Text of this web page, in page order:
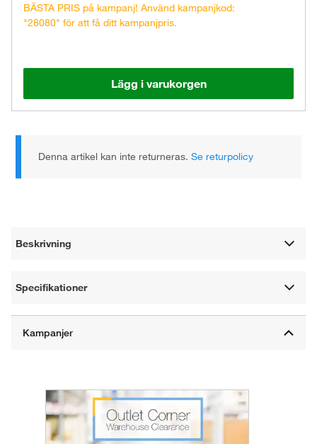
BÄSTA PRIS på kampanj! Använd kampanjkod:
"28080" för att få ditt kampanjpris.
Lägg i varukorgen
Denna artikel kan inte returneras.Se returpolicy
Beskrivning
Specifikationer